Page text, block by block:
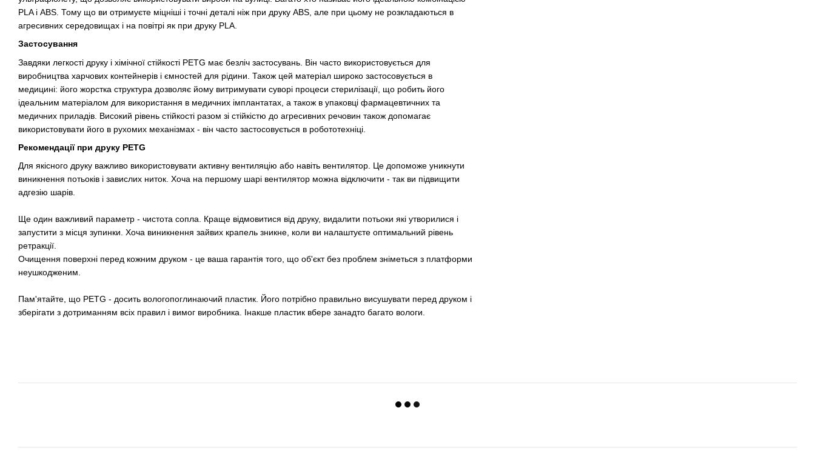
PLA і ABS. Тому що ви отримуєте міцніші і точні деталі ніж при друку ABS, але при цьому не розкладаються в
агресивних середовищах і на повітрі як при друку PLA.
Застосування
Завдяки легкості друку і хімічної стійкості PETG має безліч застосувань. Він часто використовується для
виробництва харчових контейнерів і ємностей для рідини. Також цей матеріал широко застосовується в
медицині: його жорстка структура дозволяє йому витримувати суворі процеси стерилізації, що робить його
ідеальним матеріалом для використання в медичних імплантатах, а також в упаковці фармацевтичних та
медичних приладів. Високий рівень стійкості разом зі стійкістю до агресивних речовин також допомагає
використовувати його в рухомих механізмах - він часто застосовується в робототехніці.
Рекомендації при друку PETG
Для якісного друку важливо використовувати активну вентиляцію або навіть вентилятор. Це допоможе уникнути
виникнення потьоків і завислих ниток. Хоча на першому шарі вентилятор можна відключити - так ви підвищити
адгезію шарів.
Ще один важливий параметр - чистота сопла. Краще відмовитися від друку, видалити потьоки які утворилися і
запустити з місця зупинки. Хоча виникнення зайвих крапель зникне, коли ви налаштуєте оптимальний рівень
ретракції.
Очищення поверхні перед кожним друком - це ваша гарантія того, що об'єкт без проблем зніметься з платформи
неушкодженим.
Пам'ятайте, що PETG - досить вологопоглинаючий пластик. Його потрібно правильно висушувати перед друком і
зберігати з дотриманням всіх правил і вимог виробника. Інакше пластик вбере занадто багато вологи.